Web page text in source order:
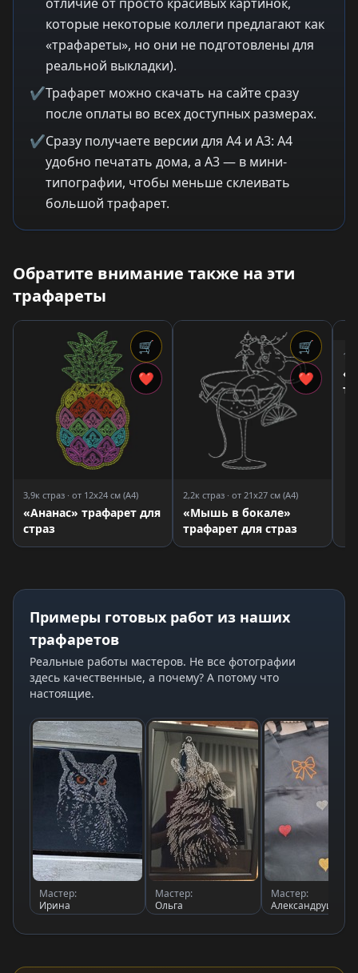
которые некоторые коллеги предлагают как
«трафареты», но они не подготовлены для
реальной выкладки).
✔Трафарет можно скачать на сайте сразу
после оплаты во всех доступных размерах.
✔Сразу получаете версии для A4 и A3: A4
удобно печатать дома, а A3 — в мини-
типографии, чтобы меньше склеивать
большой трафарет.
Обратите внимание также на эти
трафареты
🛒
❤
3,9к страз · от 12x24 см (A4)
«Ананас» трафарет для
страз
🛒
❤
2,2к страз · от 21x27 см (A4)
«Мышь в бокале»
трафарет для страз
Примеры готовых работ из наших
трафаретов
Реальные работы мастеров. Не все фотографии
здесь качественные, а почему? А потому что
настоящие.
Мастер:
Ирина
Мастер:
Ольга
Мастер:
Александрушка